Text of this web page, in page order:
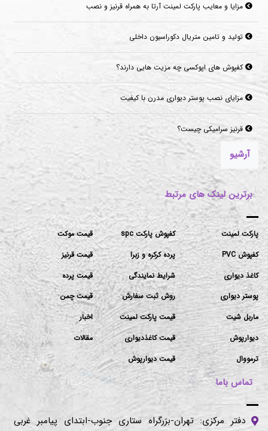
تولید و تامین متریال دکوراسیون داخلی
کفپوش های اپوکسی چه مزیت هایی دارند؟
مزایای نصب پوستر دیواری مدرن با کیفیت
قرنیز سرامیکی چیست؟
موکت‌های مناسب برای فضاهای پرتردد و فضاهای اداری
آرشیو
برترین لینک های مرتبط
پارکت لمینت
کفپوش PVC
کاغذ دیواری
پوستر دیواری
ماربل شیت
دیوارپوش
ترمووال
کفپوش پارکت spc
پرده کرکره و زبرا
شرایط نمایندگی
روش ثبت سفارش
قیمت پارکت لمینت
قیمت کاغذدیواری
قیمت دیوارپوش
قیمت موکت
قیمت قرنیز
قیمت پرده
قیمت چمن
اخبار
مقالات
تماس باما
دفتر مرکزی: تهران-بزرگراه ستاری جنوب-ابتدای پیامبر غربی